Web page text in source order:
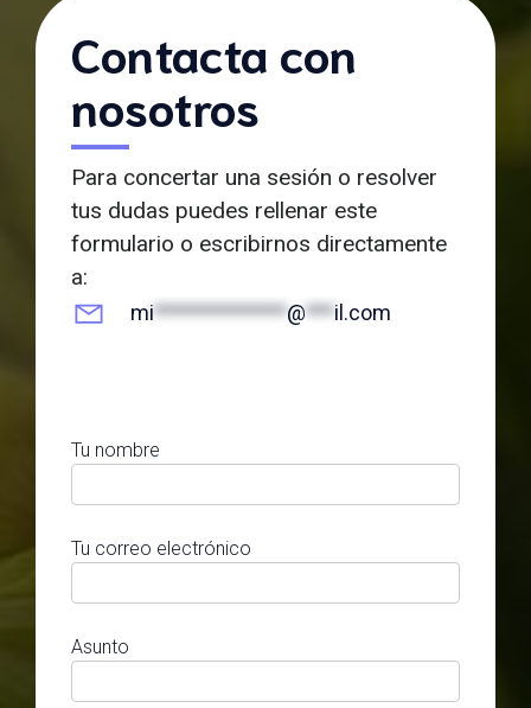
Contacta con
nosotros
Para concertar una sesión o resolver
tus dudas puedes rellenar este
formulario o escribirnos directamente
a:
mi**************@***il.com
Tu nombre
Tu correo electrónico
Asunto